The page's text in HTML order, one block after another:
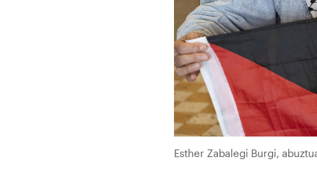
Esther Zabalegi Burgi,